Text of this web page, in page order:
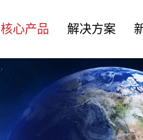
核心产品 解决方案